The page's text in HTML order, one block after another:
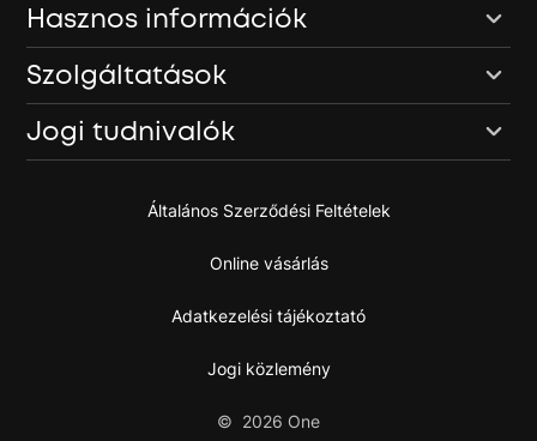
Hasznos információk
Szolgáltatások
Jogi tudnivalók
Általános Szerződési Feltételek
Online vásárlás
Adatkezelési tájékoztató
Jogi közlemény
© 2026 One